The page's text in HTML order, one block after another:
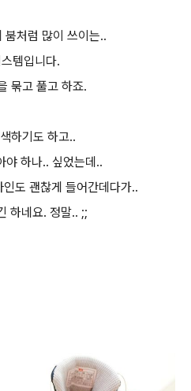
붐처럼 많이 쓰이는..
템입니다.
묶고 풀고 하죠.
하기도 하고..
야 하나.. 싶었는데..
도 괜찮게 들어간데다가..
하네요. 정말.. ;;